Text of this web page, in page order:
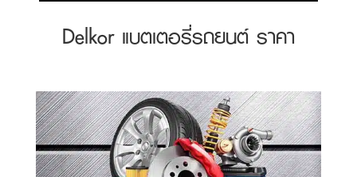
Delkor แบตเตอรี่รถยนต์ ราคา